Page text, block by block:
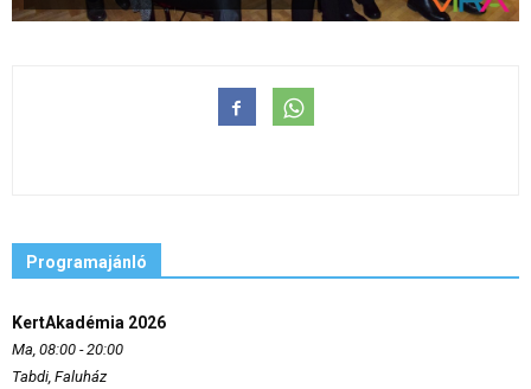
Programajánló
KertAkadémia 2026
Ma, 08:00 - 20:00
Tabdi, Faluház